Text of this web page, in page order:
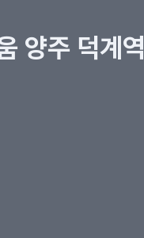
양주 덕계역